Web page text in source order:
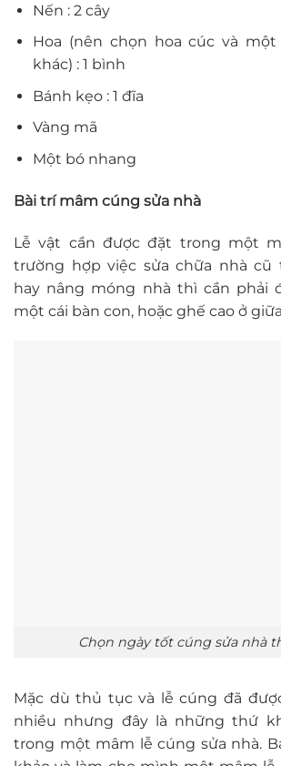
Nến : 2 cây
Hoa (nên chọn hoa cúc và
khác) : 1 bình
Bánh kẹo : 1 đĩa
Vàng mã
Một bó nhang
Bài trí mâm cúng sửa nhà
Lễ vật cần được đặt trong một
trường hợp việc sửa chữa nhà cũ
hay nâng móng nhà thì cần phải
một cái bàn con, hoặc ghế cao ở
Chọn ngày tốt cúng sửa nhà
Mặc dù thủ tục và lễ cúng đã
nhiều nhưng đây là những thứ
trong một mâm lễ cúng sửa nhà.